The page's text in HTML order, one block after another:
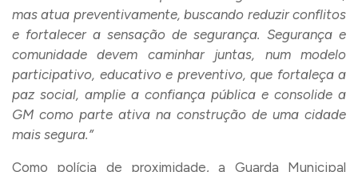
mas atua preventivamente, buscando reduzir conflitos
e fortalecer a sensação de segurança. Segurança e
comunidade devem caminhar juntas, num modelo
participativo, educativo e preventivo, que fortaleça a
paz social, amplie a confiança pública e consolide a
GM como parte ativa na construção de uma cidade
mais segura.”
Como polícia de proximidade, a Guarda Municipal